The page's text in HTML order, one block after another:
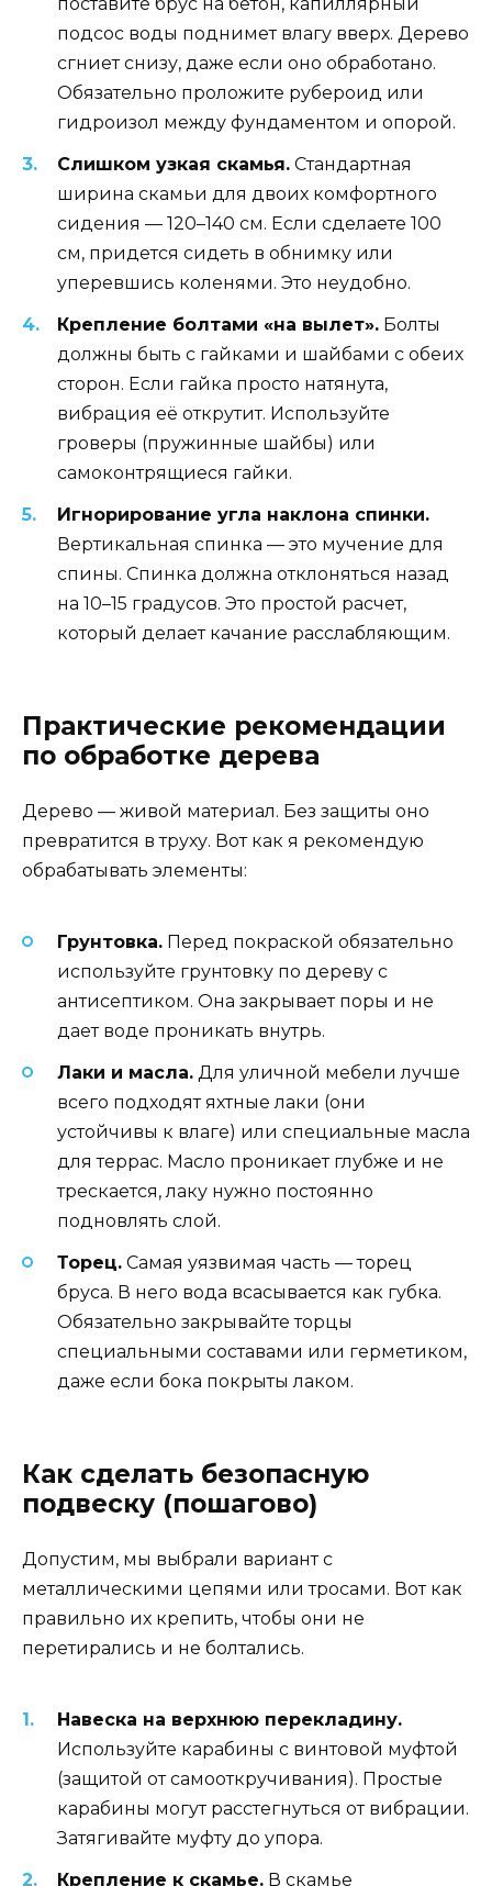
подсос воды поднимет влагу вверх. Дерево
сгниет снизу, даже если оно обработано.
Обязательно проложите рубероид или
гидроизол между фундаментом и опорой.
Слишком узкая скамья. Стандартная
ширина скамьи для двоих комфортного
сидения — 120–140 см. Если сделаете 100
см, придется сидеть в обнимку или
уперевшись коленями. Это неудобно.
Крепление болтами «на вылет». Болты
должны быть с гайками и шайбами с обеих
сторон. Если гайка просто натянута,
вибрация её открутит. Используйте
гроверы (пружинные шайбы) или
самоконтрящиеся гайки.
Игнорирование угла наклона спинки.
Вертикальная спинка — это мучение для
спины. Спинка должна отклоняться назад
на 10–15 градусов. Это простой расчет,
который делает качание расслабляющим.
Практические рекомендации
по обработке дерева
Дерево — живой материал. Без защиты оно
превратится в труху. Вот как я рекомендую
обрабатывать элементы:
Грунтовка. Перед покраской обязательно
используйте грунтовку по дереву с
антисептиком. Она закрывает поры и не
дает воде проникать внутрь.
Лаки и масла. Для уличной мебели лучше
всего подходят яхтные лаки (они
устойчивы к влаге) или специальные масла
для террас. Масло проникает глубже и не
трескается, лаку нужно постоянно
подновлять слой.
Торец. Самая уязвимая часть — торец
бруса. В него вода всасывается как губка.
Обязательно закрывайте торцы
специальными составами или герметиком,
даже если бока покрыты лаком.
Как сделать безопасную
подвеску (пошагово)
Допустим, мы выбрали вариант с
металлическими цепями или тросами. Вот как
правильно их крепить, чтобы они не
перетирались и не болтались.
Навеска на верхнюю перекладину.
Используйте карабины с винтовой муфтой
(защитой от самооткручивания). Простые
карабины могут расстегнуться от вибрации.
Затягивайте муфту до упора.
Крепление к скамье. В скамье